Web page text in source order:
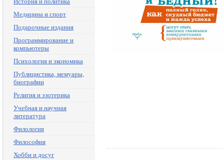
Медицина и спорт
Подарочные издания
Программирование и
компьютеры
Психология и экономика
Публицистика, мемуары,
биографии
Религия и эзотерика
Учебная и научная
литература
Филология
Философия
Хобби и досуг